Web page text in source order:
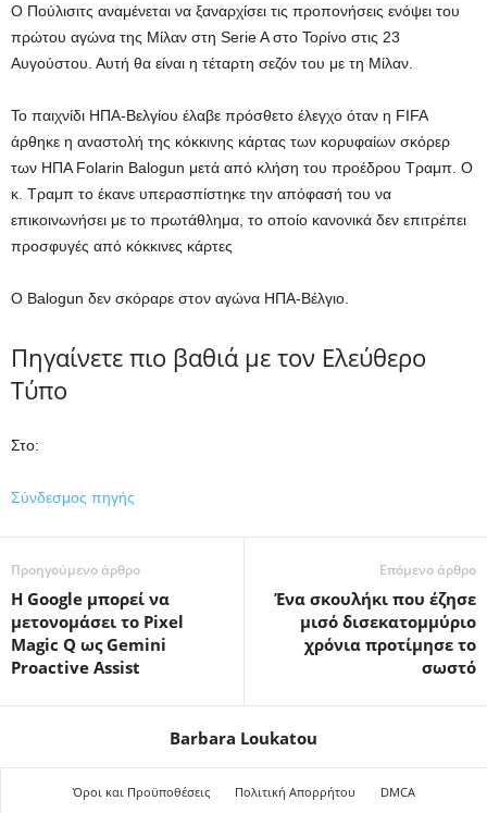
Ο Πούλισιτς αναμένεται να ξαναρχίσει τις προπονήσεις ενόψει του
πρώτου αγώνα της Μίλαν στη Serie A στο Τορίνο στις 23
Αυγούστου. Αυτή θα είναι η τέταρτη σεζόν του με τη Μίλαν.
Το παιχνίδι ΗΠΑ-Βελγίου έλαβε πρόσθετο έλεγχο όταν η FIFA
άρθηκε η αναστολή της κόκκινης κάρτας των κορυφαίων σκόρερ
των ΗΠΑ Folarin Balogun μετά από κλήση του προέδρου Τραμπ. Ο
κ. Τραμπ το έκανε υπερασπίστηκε την απόφασή του να
επικοινωνήσει με το πρωτάθλημα, το οποίο κανονικά δεν επιτρέπει
προσφυγές από κόκκινες κάρτες
Ο Balogun δεν σκόραρε στον αγώνα ΗΠΑ-Βέλγιο.
Πηγαίνετε πιο βαθιά με τον Ελεύθερο
Τύπο
Στο:
Σύνδεσμος πηγής
Προηγούμενο άρθρο
Η Google μπορεί να
μετονομάσει το Pixel
Magic Q ως Gemini
Proactive Assist
Επόμενο άρθρο
Ένα σκουλήκι που έζησε
μισό δισεκατομμύριο
χρόνια προτίμησε το
σωστό
Barbara Loukatou
Όροι και Προϋποθέσεις Πολιτική Απορρήτου
DMCA